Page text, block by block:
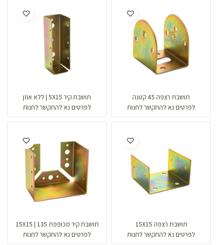
תושבת רצפה 45 קטנה
לפרטים נא להתקשר לחנות
תושבת קיר 5X15 | ללא אוזן
לפרטים נא להתקשר לחנות
תושבת רצפה 15X15
לפרטים נא להתקשר לחנות
תושבת קיר מכופפת 135 | 15X15
לפרטים נא להתקשר לחנות